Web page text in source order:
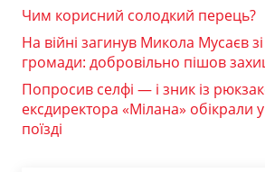
Чим корисний солодкий перець?
На війні загинув Микола Мусаєв
громади: добровільно пішов
Попросив селфі — і зник із
ексдиректора «Мілана» обікрали
поїзді